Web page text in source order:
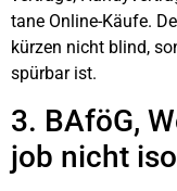
ta­ne Online-Käu­fe.
kür­zen nicht blind,
spür­bar ist.
3. BAföG,
job nicht